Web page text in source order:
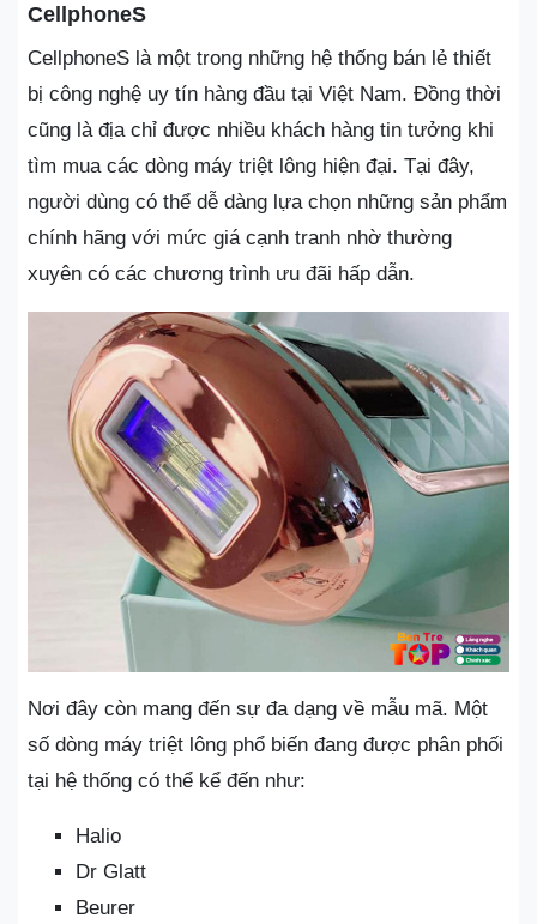
CellphoneS
CellphoneS là một trong những hệ thống bán lẻ thiết
bị công nghệ uy tín hàng đầu tại Việt Nam. Đồng thời
cũng là địa chỉ được nhiều khách hàng tin tưởng khi
tìm mua các dòng máy triệt lông hiện đại. Tại đây,
người dùng có thể dễ dàng lựa chọn những sản phẩm
chính hãng với mức giá cạnh tranh nhờ thường
xuyên có các chương trình ưu đãi hấp dẫn.
Nơi đây còn mang đến sự đa dạng về mẫu mã. Một
số dòng máy triệt lông phổ biến đang được phân phối
tại hệ thống có thể kể đến như:
Halio
Dr Glatt
Beurer